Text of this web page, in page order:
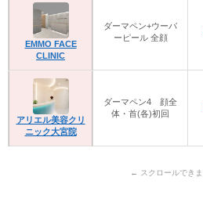
EMMO FACE
CLINIC
ダーマペン+ウーバ
ーピール 全顔
アリエル美容クリ
ニック大宮院
ダーマペン4 顔全
体・首(各)初回